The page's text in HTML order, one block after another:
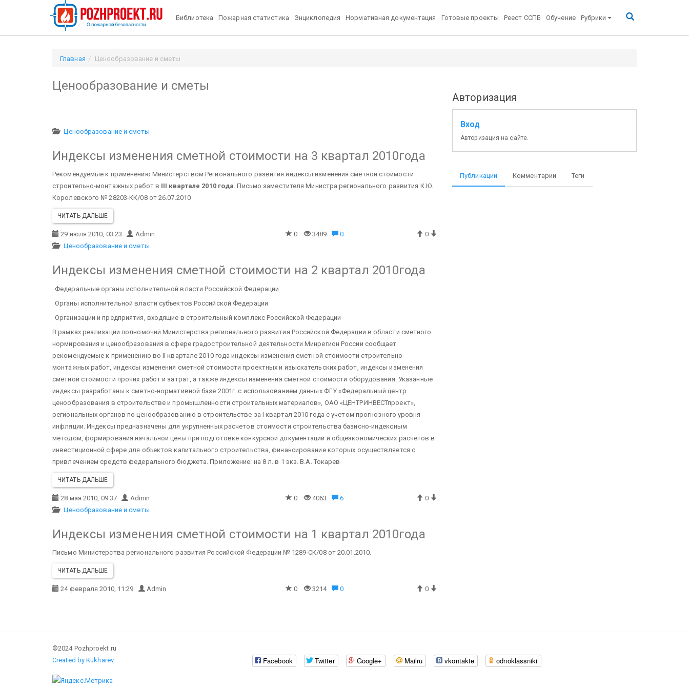
Библиотека Пожарная статистика Энциклопедия Нормативная документация Готовые проекты Реест ССПБ Обучение Рубрики
Главная Ценообразование и сметы
Ценообразование и сметы
Ценообразование и сметы
Индексы изменения сметной стоимости на 3 квартал 2010года
Рекомендуемые к применению Министерством Регионального развития индексы изменения сметной стоимости
строительно-монтажных работ в III квартале 2010 года. Письмо заместителя Министра регионального развития К.Ю.
Королевского № 28203-КК/08 от 26.07.2010
ЧИТАТЬ ДАЛЬШЕ
29 июля 2010, 03:23 Admin 0 3489 0
0
Ценообразование и сметы
Индексы изменения сметной стоимости на 2 квартал 2010года
Федеральные органы исполнительной власти Российской Федерации
Органы исполнительной власти субъектов Российской Федерации
Организации и предприятия, входящие в строительный комплекс Российской Федерации
В рамках реализации полномочий Министерства регионального развития Российской Федерации в области сметного
нормирования и ценообразования в сфере градостроительной деятельности Минрегион России сообщает
рекомендуемые к применению во II квартале 2010 года индексы изменения сметной стоимости строительно-
монтажных работ, индексы изменения сметной стоимости проектных и изыскательских работ, индексы изменения
сметной стоимости прочих работ и затрат, а также индексы изменения сметной стоимости оборудования. Указанные
индексы разработаны к сметно-нормативной базе 2001г. с использованием данных ФГУ «Федеральный центр
ценообразования в строительстве и промышленности строительных материалов», ОАО «ЦЕНТРИНВЕСТпроект»,
региональных органов по ценообразованию в строительстве за I квартал 2010 года с учетом прогнозного уровня
инфляции. Индексы предназначены для укрупненных расчетов стоимости строительства базисно-индексным
методом, формирования начальной цены при подготовке конкурсной документации и общеэкономических расчетов в
инвестиционной сфере для объектов капитального строительства, финансирование которых осуществляется с
привлечением средств федерального бюджета. Приложение: на 8 л. в 1 экз. В.А. Токарев
ЧИТАТЬ ДАЛЬШЕ
28 мая 2010, 09:37 Admin 0 4063 6
0
Ценообразование и сметы
Индексы изменения сметной стоимости на 1 квартал 2010года
Письмо Министерства регионального развития Российской Федерации № 1289-СК/08 от 20.01.2010.
ЧИТАТЬ ДАЛЬШЕ
24 февраля 2010, 11:29 Admin 0 3214 0 0
Авторизация
Вход
Авторизация на сайте.
Публикации Комментарии Теги
©2024 Pozhproekt.ru
Created by Kukharev
Facebook Twitter Google+ Mailru vkontakte odnoklassniki